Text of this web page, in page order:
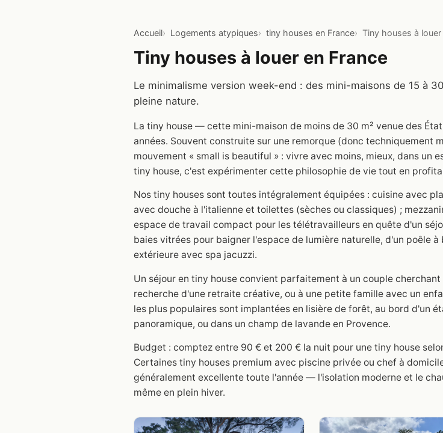
Accueil Logements atypiques tiny houses en France Tiny houses à louer
Tiny houses à louer en France
Le minimalisme version week-end : des mini-maisons de 15 à
pleine nature.
La tiny house — cette mini-maison de moins de 30 m² venue des
années. Souvent construite sur une remorque (donc techniquement
mouvement « small is beautiful » : vivre avec moins, mieux, dans un
tiny house, c'est expérimenter cette philosophie de vie tout en
Nos tiny houses sont toutes intégralement équipées : cuisine avec
avec douche à l'italienne et toilettes (sèches ou classiques) ;
espace de travail compact pour les télétravailleurs en quête d'un
baies vitrées pour baigner l'espace de lumière naturelle, d'un poêle
extérieure avec spa jacuzzi.
Un séjour en tiny house convient parfaitement à un couple
recherche d'une retraite créative, ou à une petite famille avec un
les plus populaires sont implantées en lisière de forêt, au bord d'un
panoramique, ou dans un champ de lavande en Provence.
Budget : comptez entre 90 € et 200 € la nuit pour une tiny house
Certaines tiny houses premium avec piscine privée ou chef à
généralement excellente toute l'année — l'isolation moderne et le
même en plein hiver.